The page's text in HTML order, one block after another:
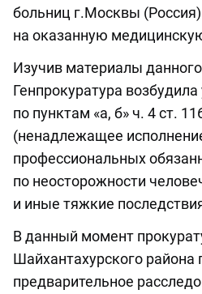
больниц г.Москвы
на оказанную
Изучив материалы
Генпрокуратура
по пунктам «а, б» ч. 4 ст.
(ненадлежащее
профессиональных
по неосторожности
и иные тяжкие
В данный момент
Шайхантахурского района
предварительное